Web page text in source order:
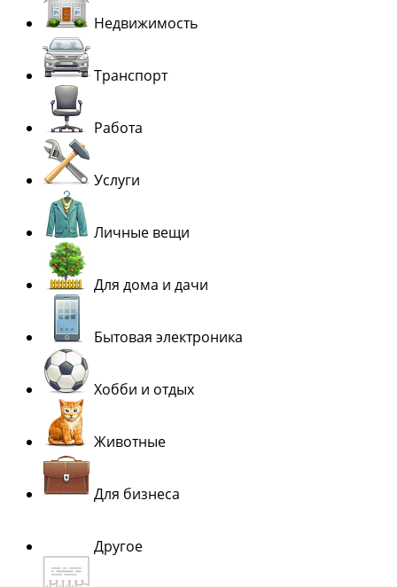
Недвижимость
Транспорт
Работа
Услуги
Личные вещи
Для дома и дачи
Бытовая электроника
Хобби и отдых
Животные
Для бизнеса
Другое